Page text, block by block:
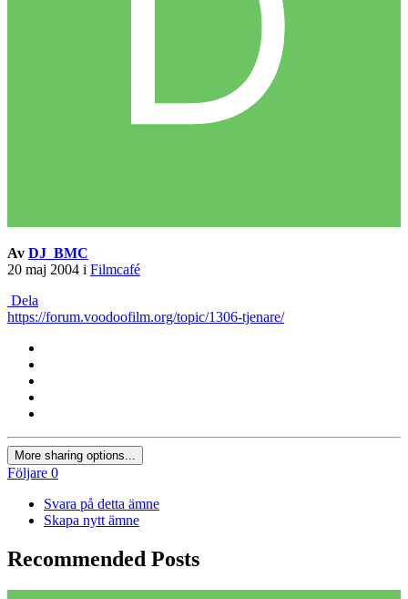
Av DJ_BMC
20 maj 2004 i Filmcafé
Dela
https://forum.voodoofilm.org/topic/1306-tjenare/
More sharing options...
Följare 0
Svara på detta ämne
Skapa nytt ämne
Recommended Posts